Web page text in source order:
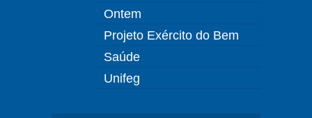
Ontem
Projeto Exército do Bem
Saúde
Unifeg